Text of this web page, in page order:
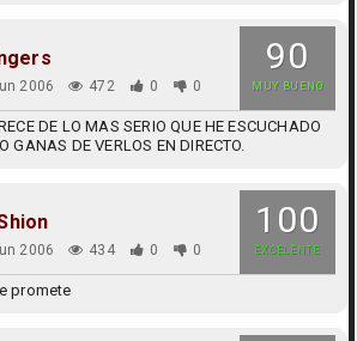
90
MUY BUENO
2006 472 0 0
DE LO MAS SERIO QUE HE ESCUCHADO
GANAS DE VERLOS EN DIRECTO.
100
EXCELENTE
2006 434 0 0
promete